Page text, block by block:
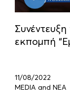
εκπομπή
11/08/2022
MEDIA and ΝΕΑ